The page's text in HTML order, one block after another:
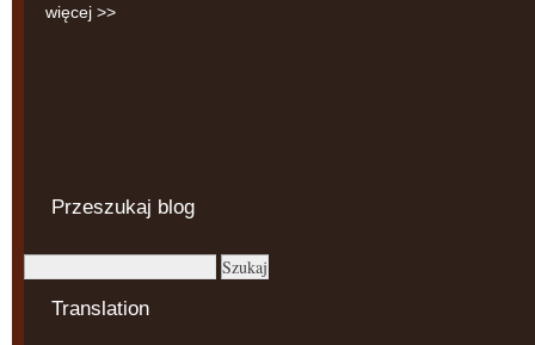
więcej >>
Przeszukaj blog
Translation